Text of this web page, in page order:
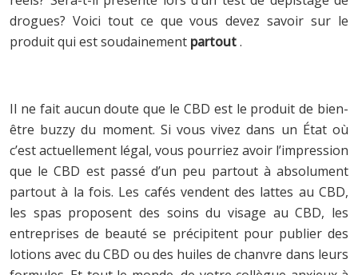
drogues? Voici tout ce que vous devez savoir sur le
produit qui est soudainement partout.
Il ne fait aucun doute que le CBD est le produit de bien-
être buzzy du moment. Si vous vivez dans un État où
c’est actuellement légal, vous pourriez avoir l’impression
que le CBD est passé d’un peu partout à absolument
partout à la fois. Les cafés vendent des lattes au CBD,
les spas proposent des soins du visage au CBD, les
entreprises de beauté se précipitent pour publier des
lotions avec du CBD ou des huiles de chanvre dans leurs